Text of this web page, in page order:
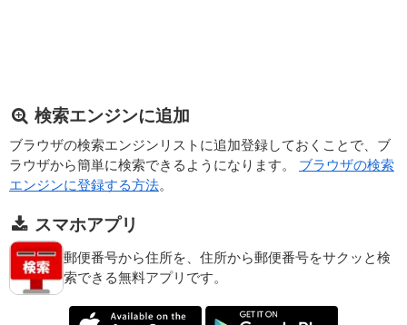
検索エンジンに追加
ブラウザの検索エンジンリストに追加登録しておくことで、ブ
ラウザから簡単に検索できるようになります。 ブラウザの検索
エンジンに登録する方法。
スマホアプリ
郵便番号から住所を、住所から郵便番号をサクッと検
索できる無料アプリです。